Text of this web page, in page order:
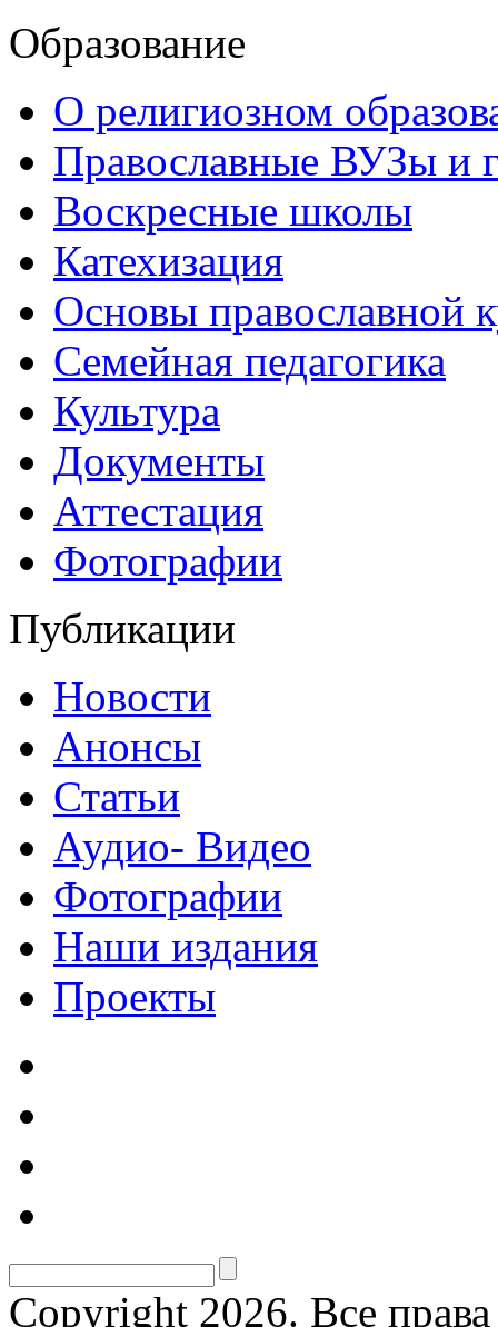
Образование
О религиозном
Православные ВУЗы и
Воскресные школы
Катехизация
Основы православной
Семейная педагогика
Культура
Документы
Аттестация
Фотографии
Публикации
Новости
Анонсы
Статьи
Аудио- Видео
Фотографии
Наши издания
Проекты
Copyright 2026. Все